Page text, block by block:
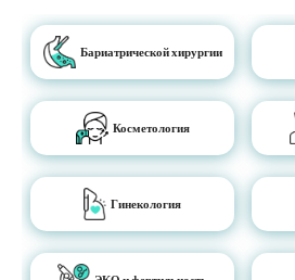
Бариатрической хирургии
Косметология
Гинекология